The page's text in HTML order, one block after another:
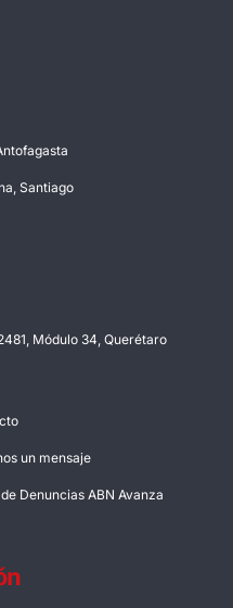
Santiago
Módulo 34, Querétaro
un mensaje
Denuncias ABN Avanza